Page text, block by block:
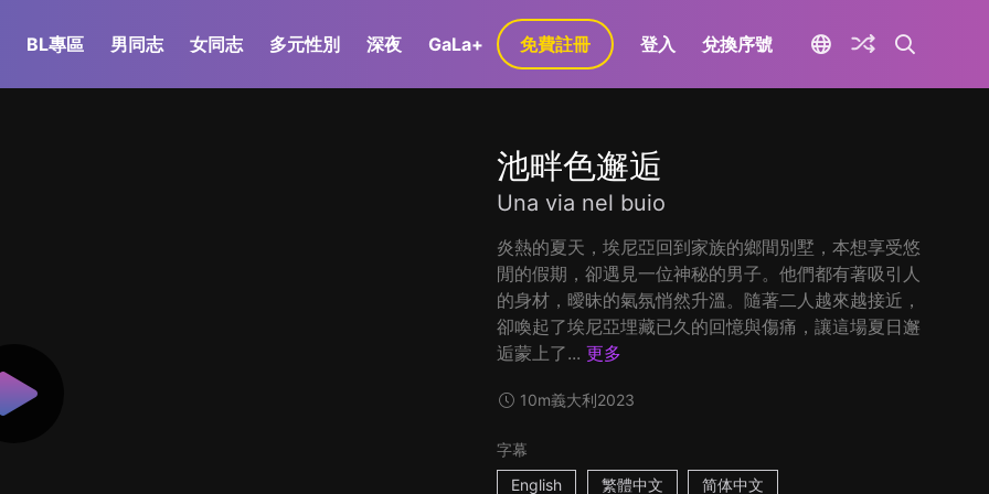
BL專區 男同志 女同志 多元性別 深夜 GaLa+ 免費註冊 登入 兌換序號
池畔色邂逅
Una via nel buio
炎熱的夏天，埃尼亞回到家族的鄉間別墅，本想享受悠
閒的假期，卻遇見一位神秘的男子。他們都有著吸引人
的身材，曖昧的氣氛悄然升溫。隨著二人越來越接近，
卻喚起了埃尼亞埋藏已久的回憶與傷痛，讓這場夏日邂
逅蒙上了... 更多
10m義大利2023
字幕
English
繁體中文 简体中文